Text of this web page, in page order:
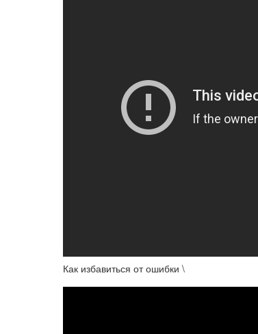
Как избавиться от ошибки \